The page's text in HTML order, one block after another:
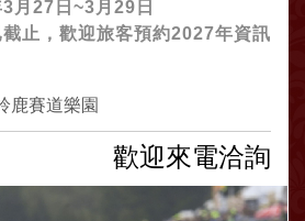
月27日~3月29日
止，歡迎旅客預約2027年資訊
鹿賽道樂園
歡迎來電洽詢